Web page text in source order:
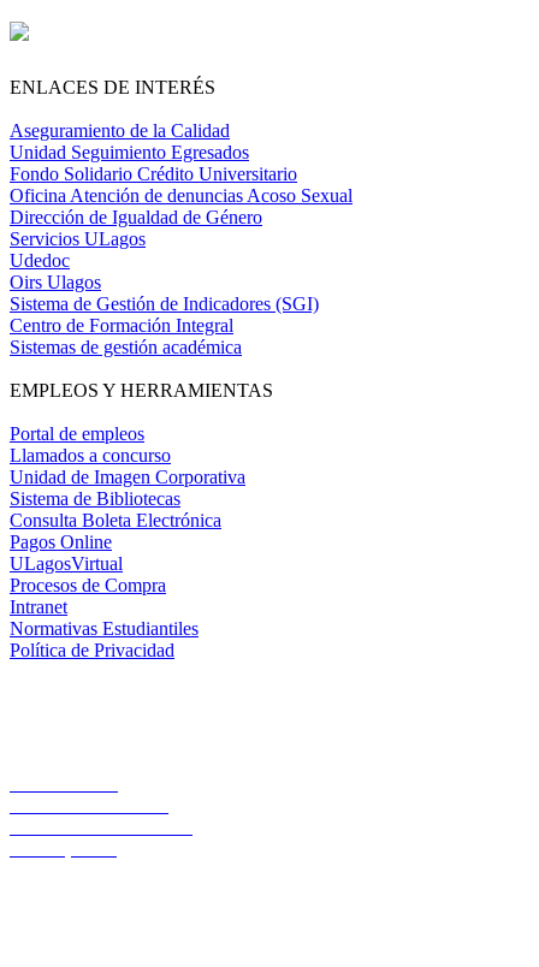
ENLACES DE INTERÉS
Aseguramiento de la Calidad
Unidad Seguimiento Egresados
Fondo Solidario Crédito Universitario
Oficina Atención de denuncias Acoso Sexual
Dirección de Igualdad de Género
Servicios ULagos
Udedoc
Oirs Ulagos
Sistema de Gestión de Indicadores (SGI)
Centro de Formación Integral
Sistemas de gestión académica
EMPLEOS Y HERRAMIENTAS
Portal de empleos
Llamados a concurso
Unidad de Imagen Corporativa
Sistema de Bibliotecas
Consulta Boleta Electrónica
Pagos Online
ULagosVirtual
Procesos de Compra
Intranet
Normativas Estudiantiles
Política de Privacidad